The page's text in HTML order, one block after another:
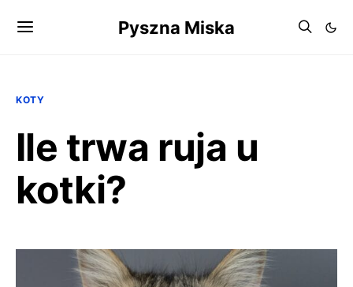
Pyszna Miska
KOTY
Ile trwa ruja u
kotki?